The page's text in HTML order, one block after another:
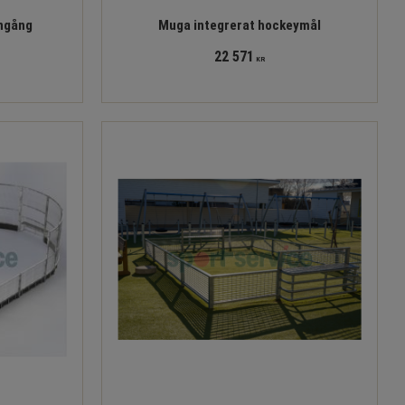
Muga integrerat hockeymål
22 571 KR